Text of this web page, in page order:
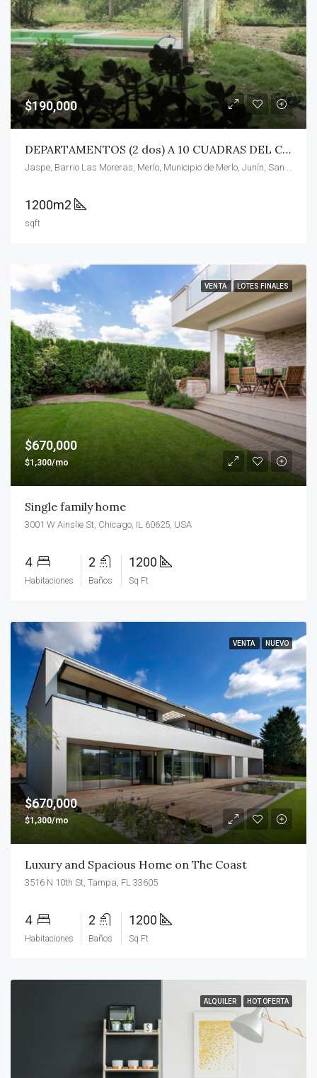
$190,000
DEPARTAMENTOS (2 dos) A 10 CUADRAS DEL CENTRO COMERCIAL
1200m2
sqft
VENTA LOTES FINALES
$670,000
$1,300/mo
Single family home
3001 W Ainslie St, Chicago, IL 60625, USA
4
Habitaciones
2
Baños
1200
Sq Ft
VENTA NUEVO
$670,000
$1,300/mo
Luxury and Spacious Home on The Coast
3516 N 10th St, Tampa, FL 33605
4
Habitaciones
2
Baños
1200
Sq Ft
ALQUILER HOT OFERTA